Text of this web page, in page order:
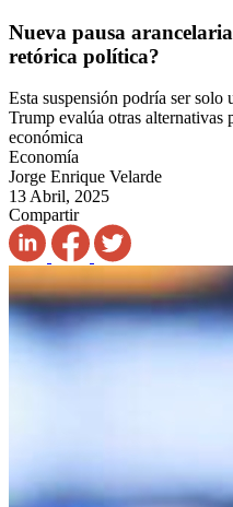
Nueva pausa
retórica política?
Esta suspensión podría ser
Trump evalúa otras alternativas
económica
Economía
Jorge Enrique Velarde
13 Abril, 2025
Compartir